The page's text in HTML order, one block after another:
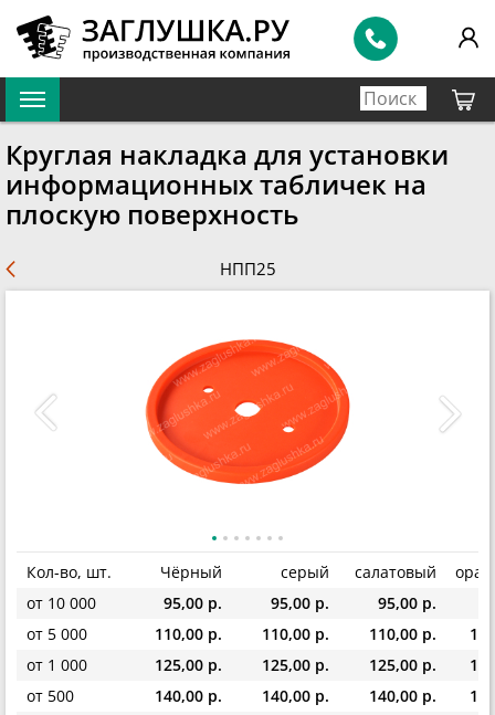
Круглая накладка для установки
информационных табличек на
плоскую поверхность
НПП25
Кол-во, шт. Чёрный серый салатовый
от 10 000
95,00 р. 95,00 р. 95,00 р.
от 5 000
110,00 р. 110,00 р. 110,00 р.
от 1 000
125,00 р. 125,00 р. 125,00 р.
от 500
140,00 р. 140,00 р. 140,00 р.